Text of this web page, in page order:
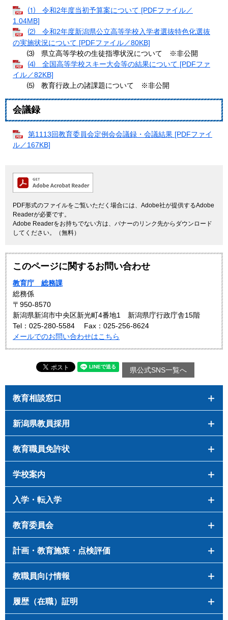
⑴ 令和2年度当初予算案について [PDFファイル／
1.04MB]
⑵ 令和2年度新潟県公立高等学校入学者選抜特色化選抜
の実施状況について [PDFファイル／80KB]
⑶ 県立高等学校の生徒指導状況について ※非公開
⑷ 全国高等学校スキー大会等の結果について [PDFファ
イル／82KB]
⑸ 教育行政上の諸課題について ※非公開
会議録
第1113回教育委員会定例会会議録・会議結果 [PDFファイ
ル／167KB]
PDF形式のファイルをご覧いただく場合には、Adobe社が提供するAdobe
Readerが必要です。
Adobe Readerをお持ちでない方は、バナーのリンク先からダウンロード
してください。（無料）
このページに関するお問い合わせ
教育庁 総務課
総務係
〒950-8570
新潟県新潟市中央区新光町4番地1 新潟県庁行政庁舎15階
Tel：025-280-5584
Fax：025-256-8624
メールでのお問い合わせはこちら
県公式SNS一覧へ
教育相談窓口
新潟県教員採用
教育職員免許状
学校案内
入学・転入学
教育委員会
計画・教育施策・点検評価
教職員向け情報
履歴（在職）証明